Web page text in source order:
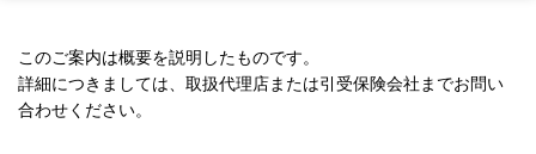
このご案内は概要を説明したものです。
詳細につきましては、取扱代理店または引受保険会社までお問い
合わせください。